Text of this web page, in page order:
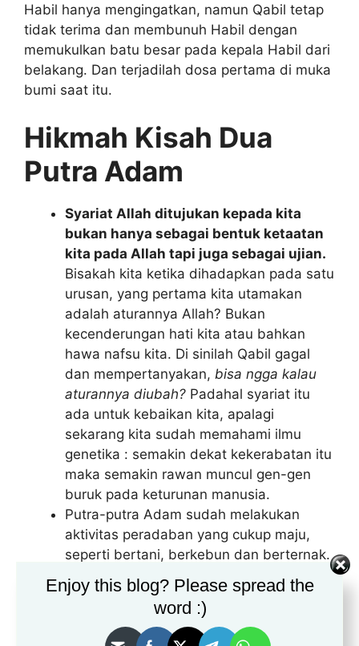
Habil hanya mengingatkan, namun Qabil tetap
tidak terima dan membunuh Habil dengan
memukulkan batu besar pada kepala Habil dari
belakang. Dan terjadilah dosa pertama di muka
bumi saat itu.
Hikmah Kisah Dua
Putra Adam
Syariat Allah ditujukan kepada kita
bukan hanya sebagai bentuk ketaatan
kita pada Allah tapi juga sebagai ujian.
Bisakah kita ketika dihadapkan pada satu
urusan, yang pertama kita utamakan
adalah aturannya Allah? Bukan
kecenderungan hati kita atau bahkan
hawa nafsu kita. Di sinilah Qabil gagal
dan mempertanyakan, bisa ngga kalau
aturannya diubah? Padahal syariat itu
ada untuk kebaikan kita, apalagi
sekarang kita sudah memahami ilmu
genetika : semakin dekat kekerabatan itu
maka semakin rawan muncul gen-gen
buruk pada keturunan manusia.
Putra-putra Adam sudah melakukan
aktivitas peradaban yang cukup maju,
seperti bertani, berkebun dan berternak.
Hal ini menunjukkan bahwa Adam adalah
makhluk yang istimewa, dan ia
membawa ilmu dan kecerdasan untuk
membangun peradaban manusia, bukan
Enjoy this blog? Please spread the
word :)